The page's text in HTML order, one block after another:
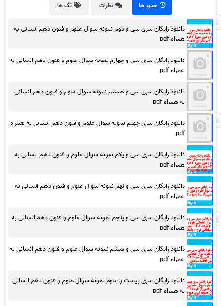
جدید ها نظرات تگ ها
دانلود رایگان سری سی و دوم نمونه سوال علوم و فنون دهم انسانی به
همراه pdf
دانلود رایگان سری سی و چهارم نمونه سوال علوم و فنون دهم انسانی به
همراه pdf
دانلود رایگان سری سی و هشتم نمونه سوال علوم و فنون دهم انسانی
به همراه pdf
دانلود رایگان سری چهلم نمونه سوال علوم و فنون دهم انسانی به همراه
pdf
دانلود رایگان سری سی و یکم نمونه سوال علوم و فنون دهم انسانی به
همراه pdf
دانلود رایگان سری سی و نهم نمونه سوال علوم و فنون دهم انسانی به
همراه pdf
دانلود رایگان سری سی و پنجم نمونه سوال علوم و فنون دهم انسانی به
همراه pdf
دانلود رایگان سری سی و ششم نمونه سوال علوم و فنون دهم انسانی به
همراه pdf
دانلود رایگان سری بیست و سوم نمونه سوال علوم و فنون دهم انسانی
به همراه pdf